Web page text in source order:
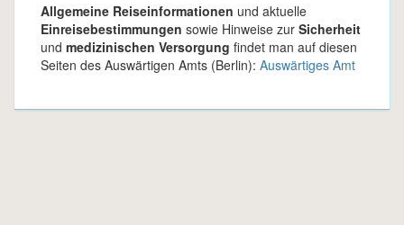
Allgemeine Reiseinformationen und aktuelle
Einreisebestimmungen sowie Hinweise zur Sicherheit
und medizinischen Versorgung findet man auf diesen
Seiten des Auswärtigen Amts (Berlin): Auswärtiges Amt